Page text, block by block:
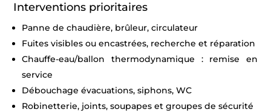
Interventions prioritaires
Panne de chaudière, brûleur, circulateur
Fuites visibles ou encastrées, recherche et réparation
Chauffe-eau/ballon thermodynamique : remise en
service
Débouchage évacuations, siphons, WC
Robinetterie, joints, soupapes et groupes de sécurité